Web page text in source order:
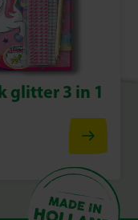
glitter 3 in 1